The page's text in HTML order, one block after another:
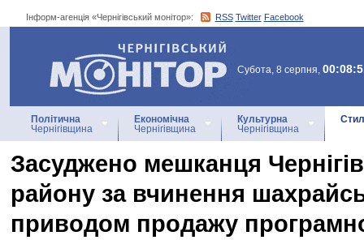
Інформ-агенція «Чернігівський монітор»: RSS Twitter Facebook
Інформ-агенція
«Чернігівський монітор»
Субота, 8 серпня,
Політична
Чернігівщина
Економічна
Чернігівщина
Культурна
Чернігівщина
Засуджено мешканця
району за вчинення
приводом продажу